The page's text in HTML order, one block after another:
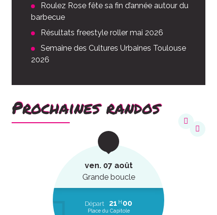
Roulez Rose fête sa fin d’année autour du
barbecue
Résultats freestyle roller mai 2026
Semaine des Cultures Urbaines Toulouse
2026
Prochaines randos
ven. 07 août
Grande boucle
Départ 21 H 00
Place du Capitole